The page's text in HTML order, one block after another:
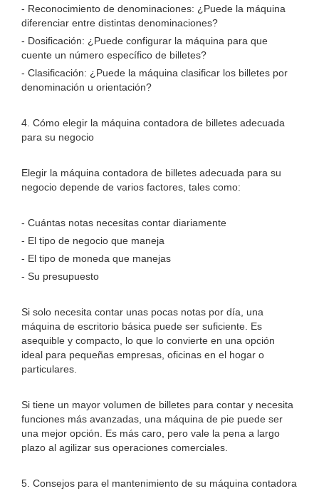
- Reconocimiento de denominaciones: ¿Puede la máquina
diferenciar entre distintas denominaciones?
- Dosificación: ¿Puede configurar la máquina para que
cuente un número específico de billetes?
- Clasificación: ¿Puede la máquina clasificar los billetes por
denominación u orientación?
4. Cómo elegir la máquina contadora de billetes adecuada
para su negocio
Elegir la máquina contadora de billetes adecuada para su
negocio depende de varios factores, tales como:
- Cuántas notas necesitas contar diariamente
- El tipo de negocio que maneja
- El tipo de moneda que manejas
- Su presupuesto
Si solo necesita contar unas pocas notas por día, una
máquina de escritorio básica puede ser suficiente. Es
asequible y compacto, lo que lo convierte en una opción
ideal para pequeñas empresas, oficinas en el hogar o
particulares.
Si tiene un mayor volumen de billetes para contar y necesita
funciones más avanzadas, una máquina de pie puede ser
una mejor opción. Es más caro, pero vale la pena a largo
plazo al agilizar sus operaciones comerciales.
5. Consejos para el mantenimiento de su máquina contadora